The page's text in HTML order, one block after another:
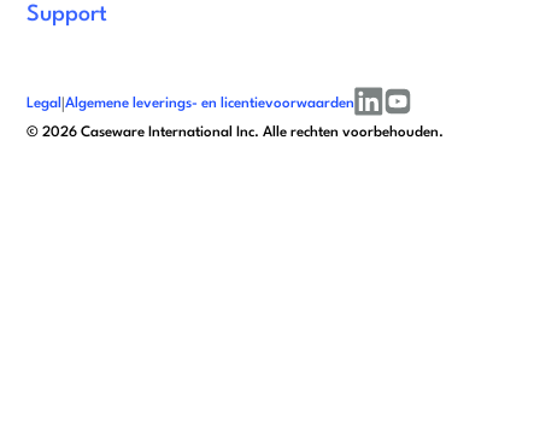
Support
©2026 Caseware International Inc. Alle rechten voorbehouden.
Legal |Algemene leverings- en licentievoorwaarden
linkedinyoutube